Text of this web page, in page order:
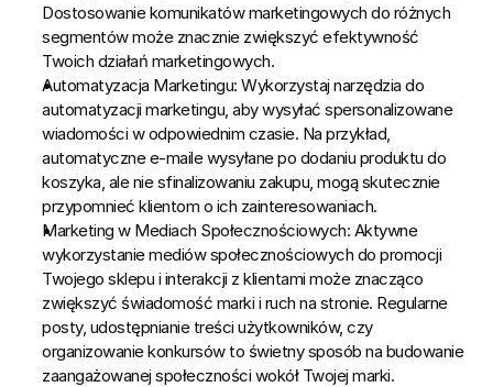
Dostosowanie komunikatów marketingowych do różnych
segmentów może znacznie zwiększyć efektywność
Twoich działań marketingowych.
Automatyzacja Marketingu: Wykorzystaj narzędzia do
automatyzacji marketingu, aby wysyłać spersonalizowane
wiadomości w odpowiednim czasie. Na przykład,
automatyczne e-maile wysyłane po dodaniu produktu do
koszyka, ale nie sfinalizowaniu zakupu, mogą skutecznie
przypomnieć klientom o ich zainteresowaniach.
Marketing w Mediach Społecznościowych: Aktywne
wykorzystanie mediów społecznościowych do promocji
Twojego sklepu i interakcji z klientami może znacząco
zwiększyć świadomość marki i ruch na stronie. Regularne
posty, udostępnianie treści użytkowników, czy
organizowanie konkursów to świetny sposób na budowanie
zaangażowanej społeczności wokół Twojej marki.